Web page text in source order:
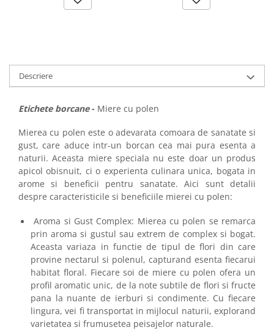
Descriere
Etichete borcane- Miere cu polen
Mierea cu polen este o adevarata comoara de sanatate si
gust, care aduce intr-un borcan cea mai pura esenta a
naturii. Aceasta miere speciala nu este doar un produs
apicol obisnuit, ci o experienta culinara unica, bogata in
arome si beneficii pentru sanatate. Aici sunt detalii
despre caracteristicile si beneficiile mierei cu polen:
Aroma si Gust Complex: Mierea cu polen se remarca
prin aroma si gustul sau extrem de complex si bogat.
Aceasta variaza in functie de tipul de flori din care
provine nectarul si polenul, capturand esenta fiecarui
habitat floral. Fiecare soi de miere cu polen ofera un
profil aromatic unic, de la note subtile de flori si fructe
pana la nuante de ierburi si condimente. Cu fiecare
lingura, vei fi transportat in mijlocul naturii, explorand
varietatea si frumusetea peisajelor naturale.